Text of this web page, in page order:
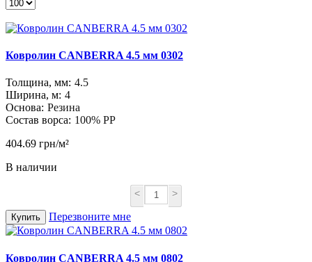
Ковролин CANBERRA 4.5 мм 0302
Толщина, мм: 4.5
Ширина, м: 4
Основа: Резина
Состав ворса: 100% PP
404.69 грн/м²
В наличии
< >
Купить Перезвоните мне
Ковролин CANBERRA 4.5 мм 0802